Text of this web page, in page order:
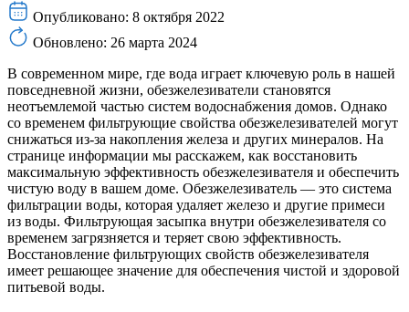
Опубликовано: 8 октября 2022
Обновлено: 26 марта 2024
В современном мире, где вода играет ключевую роль в нашей
повседневной жизни, обезжелезиватели становятся
неотъемлемой частью систем водоснабжения домов. Однако
со временем фильтрующие свойства обезжелезивателей могут
снижаться из-за накопления железа и других минералов. На
странице информации мы расскажем, как восстановить
максимальную эффективность обезжелезивателя и обеспечить
чистую воду в вашем доме. Обезжелезиватель — это система
фильтрации воды, которая удаляет железо и другие примеси
из воды. Фильтрующая засыпка внутри обезжелезивателя со
временем загрязняется и теряет свою эффективность.
Восстановление фильтрующих свойств обезжелезивателя
имеет решающее значение для обеспечения чистой и здоровой
питьевой воды.